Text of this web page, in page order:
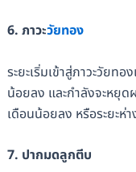
6. ภาวะวัยทอง
ระยะเริ่มเข้าสู่ภาวะวัยท
น้อยลง และกำลังจะหยุด
เดือนน้อยลง หรือระยะห่
7. ปากมดลูกตีบ